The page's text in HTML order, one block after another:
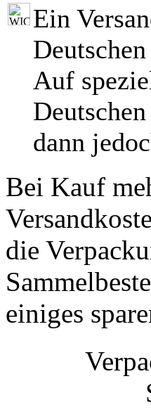
Ein
Auf
dann
Bei Kauf
die
einiges